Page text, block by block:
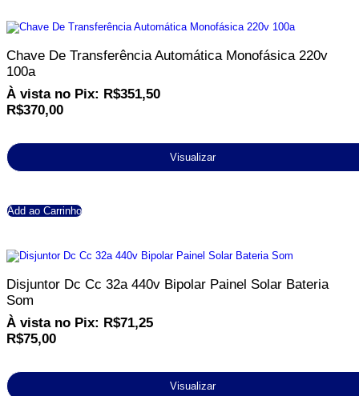
Chave De Transferência Automática Monofásica 220v
100a
À vista no Pix: R$351,50
R$370,00
Visualizar
Add ao Carrinho
Disjuntor Dc Cc 32a 440v Bipolar Painel Solar Bateria
Som
À vista no Pix: R$71,25
R$75,00
Visualizar